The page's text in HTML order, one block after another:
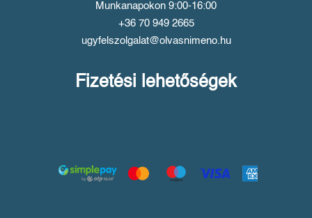
Munkanapokon 9:00-16:00
+36 70 949 2665
ugyfelszolgalat@olvasnimeno.hu
Fizetési lehetőségek